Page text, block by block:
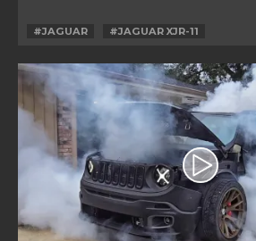
#JAGUAR #JAGUAR XJR-11